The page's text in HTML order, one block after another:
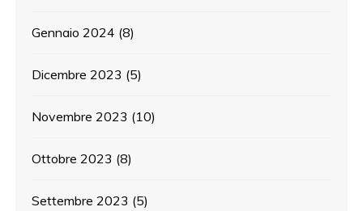
Gennaio 2024 (8)
Dicembre 2023 (5)
Novembre 2023 (10)
Ottobre 2023 (8)
Settembre 2023 (5)